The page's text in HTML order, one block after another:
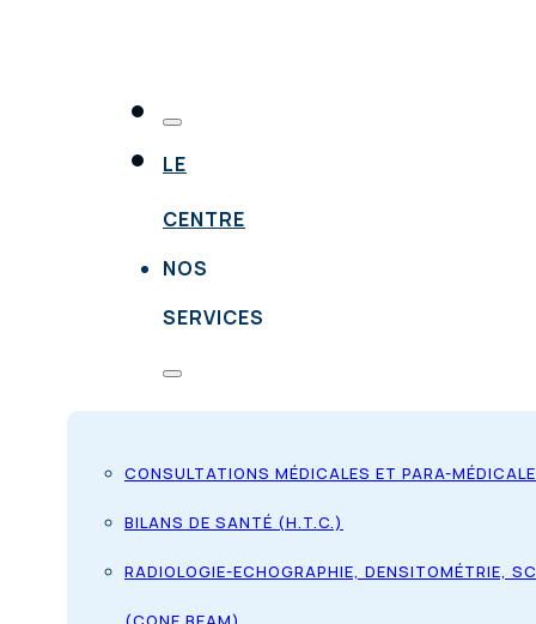
LE
CENTRE
NOS
SERVICES
CONSULTATIONS MÉDICALES ET PARA-
BILANS DE SANTÉ (H.T.C.)
RADIOLOGIE-ECHOGRAPHIE, DENSITOMÉTRIE,